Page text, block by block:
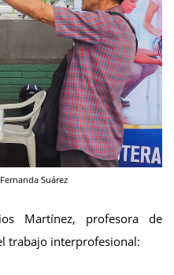
Suárez
Martínez, profesora de
trabajo interprofesional: